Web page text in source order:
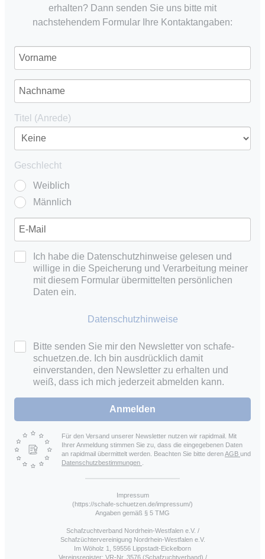
erhalten? Dann senden Sie uns bitte mit
nachstehendem Formular Ihre Kontaktangaben:
Titel (Anrede)
Geschlecht
Weiblich
Männlich
Ich habe die Datenschutzhinweise gelesen und
willige in die Speicherung und Verarbeitung meiner
mit diesem Formular übermittelten persönlichen
Daten ein.
Datenschutzhinweise
Bitte senden Sie mir den Newsletter von schafe-
schuetzen.de. Ich bin ausdrücklich damit
einverstanden, den Newsletter zu erhalten und
weiß, dass ich mich jederzeit abmelden kann.
Anmelden
Für den Versand unserer Newsletter nutzen wir rapidmail. Mit
Ihrer Anmeldung stimmen Sie zu, dass die eingegebenen Daten
an rapidmail übermittelt werden. Beachten Sie bitte derenAGB und
Datenschutzbestimmungen
Impressum
(https://schafe-schuetzen.de/impressum/)
Angaben gemäß § 5 TMG
Schafzuchtverband Nordrhein-Westfalen e.V. /
Schafzüchtervereinigung Nordrhein-Westfalen e.V.
Im Wöholz 1, 59556 Lippstadt-Eickelborn
Vereinsregister: VR-Nr. 3576 (Schafzuchtverband) /